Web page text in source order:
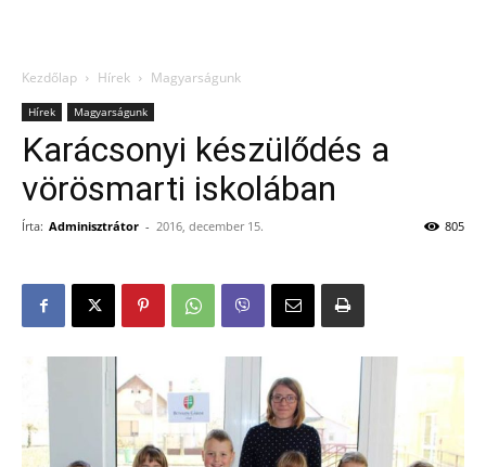
Kezdőlap Hírek Magyarságunk
Hírek Magyarságunk
Karácsonyi készülődés a
vörösmarti iskolában
Írta: Adminisztrátor - 2016, december 15. 805